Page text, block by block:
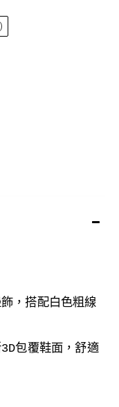
，搭配白色粗線
包覆鞋面，舒適